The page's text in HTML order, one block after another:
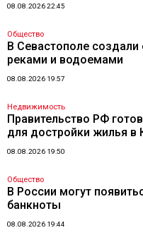
08.08.2026 22:45
Общество
В Севастополе
реками и водоемами
08.08.2026 19:57
Недвижимость
Правительство РФ
для достройки жилья в
08.08.2026 19:50
Общество
В России могут
банкноты
08.08.2026 19:44